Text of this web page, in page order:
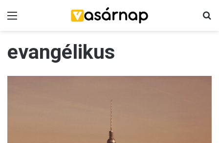
evangélikus